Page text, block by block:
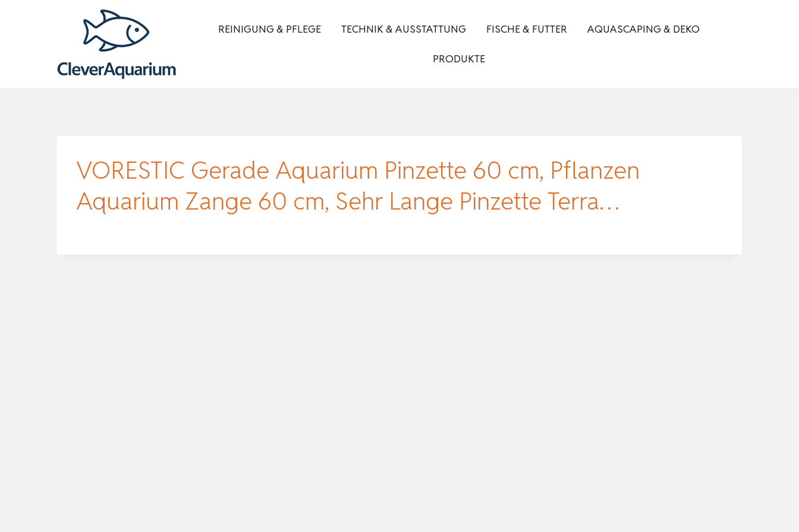
REINIGUNG & PFLEGE TECHNIK & AUSSTATTUNG FISCHE & FUTTER AQUASCAPING & DEKO
PRODUKTE
VORESTIC Gerade Aquarium Pinzette 60 cm, Pflanzen
Aquarium Zange 60 cm, Sehr Lange Pinzette Terra…